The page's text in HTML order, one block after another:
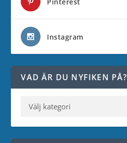
Pinterest
Instagram
VAD ÄR DU NYFIKEN PÅ?